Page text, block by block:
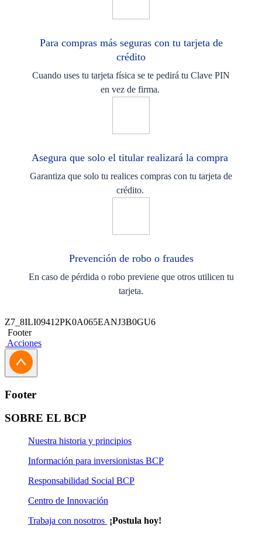
Para compras más seguras con tu tarjeta de
crédito​
Cuando uses tu tarjeta física se te pedirá tu Clave PIN
en vez de firma. ​
Asegura que solo el titular realizará la compra ​
Garantiza que solo tu realices compras con tu tarjeta de
crédito. ​
Prevención de robo o fraudes​
En caso de pérdida o robo previene que otros utilicen tu
tarjeta.​
Z7_8ILI09412PK0A065EANJ3B0GU6
Footer
Acciones
Footer
SOBRE EL BCP
Nuestra historia y principios
Información para inversionistas BCP
Responsabilidad Social BCP
Centro de Innovación
Trabaja con nosotros ¡Postula hoy!